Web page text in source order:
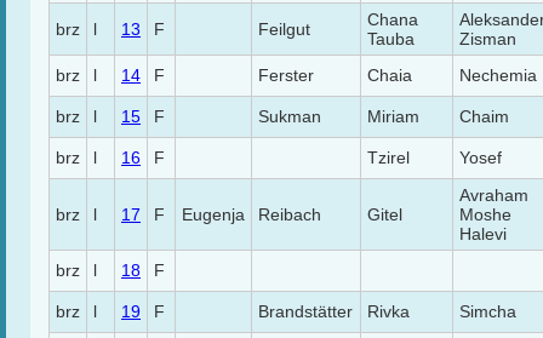
brz l 13 F Feilgut
Chana
Tauba
Zisman
brz
l 14 F Ferster Chaia Nechemia
brz l 15 F Sukman Miriam Chaim
brz l 16 F Tzirel Yosef
brz l 17 F Eugenja Reibach Gitel
Avraham
Moshe
Halevi
brz
l 18 F
brz l 19 F Brandstätter Rivka Simcha